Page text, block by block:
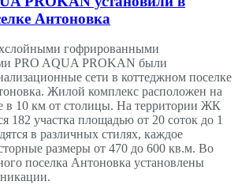
Антоновка
гофрированными
PRO AQUA PROKAN были
сети в коттеджном поселке
Жилой комплекс расположен на
в 10 км от столицы. На территории ЖК
182 участка площадью от 20 соток до 1
в различных стилях, каждое
размеры от 470 до 600 кв.м. Во
поселка Антоновка установлены